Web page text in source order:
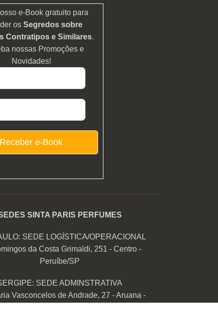
e-Book gratuito para
os Segredos sobre
Contratipos e Similares.
nossas Promoções e
Novidades!
Receber e-Book
SINTA PARIS PERFUMES
SEDE LOGÍSTICA/OPERACIONAL
da Costa Grimaldi, 251 - Centro -
Peruíbe/SP
SEDE ADMINSTRATIVA
Vasconcelos de Andrade, 27 - Aruana -